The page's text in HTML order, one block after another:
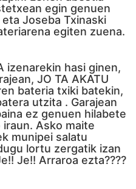
egin genuen
Joseba Txinaski
egiten zuena.
izenarekin hasi ginen,
JO TA AKATU
bateria txiki batekin,
utzita . Garajean
ez genuen hilabete
Asko maite
munipei salatu
lortu zergatik izan
Je!! Arraroa ezta????